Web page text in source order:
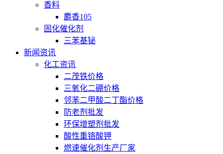
香料
麝香105
固化催化剂
三苯基铋
新闻资讯
化工资讯
二茂铁价格
三氧化二硼价格
邻苯二甲酸二丁酯价格
防老剂批发
环保增塑剂批发
酸性重铬酸钾
燃速催化剂生产厂家